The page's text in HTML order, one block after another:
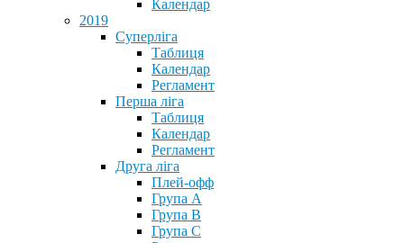
Календар
2019
Суперліга
Таблиця
Календар
Регламент
Перша ліга
Таблиця
Календар
Регламент
Друга ліга
Плей-офф
Група А
Група В
Група С